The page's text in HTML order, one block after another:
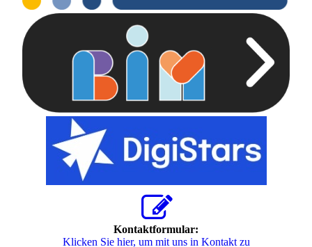
Kontaktformular:
Klicken Sie hier, um mit uns in Kontakt zu